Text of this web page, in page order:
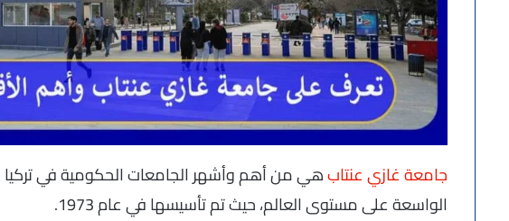
جامعة غازي عنتابهي من أهم وأشهر الجامعات الحكومية في تركيا
الواسعة على مستوى العالم، حيث تم تأسيسها في عام 1973.